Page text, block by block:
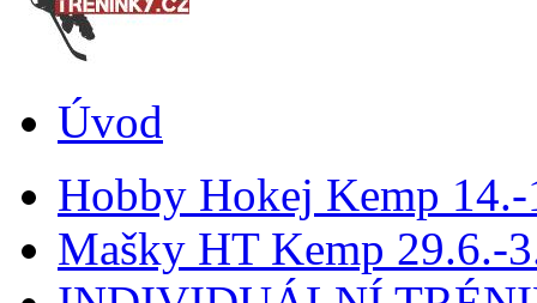
Úvod
Hobby Hokej Kemp
Mašky HT Kemp 29.6.-